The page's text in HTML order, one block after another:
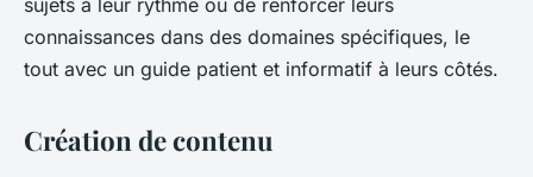
connaissances dans des domaines spécifiques, le
tout avec un guide patient et informatif à leurs côtés.
Création de contenu